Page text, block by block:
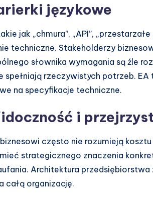
językowe
jak „chmura”, „API”,
techniczne. Stakeholderzy
słownika wymagania są źle
spełniają rzeczywistych potrzeb.
na specyfikacje techniczne.
i
często nie rozumieją
strategicznego znaczenia
Architektura
całą organizację.